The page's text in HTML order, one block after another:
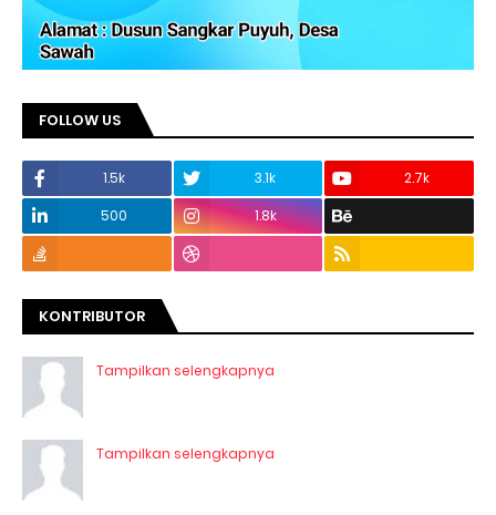
FOLLOW US
1.5k 3.1k
2.7k
500
1.8k
KONTRIBUTOR
Tampilkan selengkapnya
Tampilkan selengkapnya